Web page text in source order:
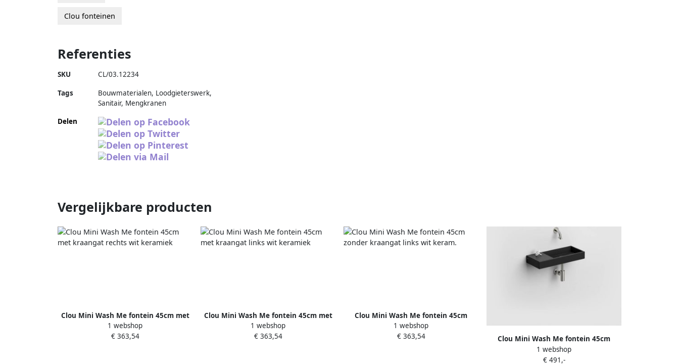
Clou fonteinen
Referenties
SKU CL/03.12234
Tags
Bouwmaterialen, Loodgieterswerk,
Sanitair, Mengkranen
Delen
Vergelijkbare producten
Clou Mini Wash Me fontein 45cm met
kraangat rechts wit keramiek
1 webshop
€ 363,54
Clou Mini Wash Me fontein 45cm met
kraangat links wit keramiek
1 webshop
€ 363,54
Clou Mini Wash Me fontein 45cm
zonder kraangat links wit keram.
1 webshop
€ 363,54
Clou Mini Wash Me fontein 45cm
zonder kraangat links mat zwart CL
03.12235
1 webshop
€ 491,-